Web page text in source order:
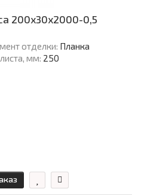
200х30х2000-0,5
отделки: Планка
мм: 250